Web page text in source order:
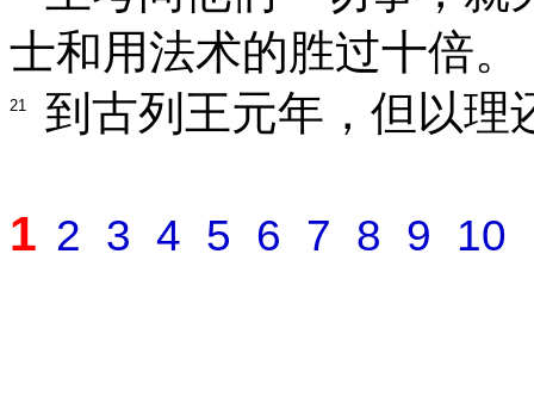
士和用法术的胜过十倍。
21 到古列王元年，但以理
1 2 3 4 5 6 7 8 9 10